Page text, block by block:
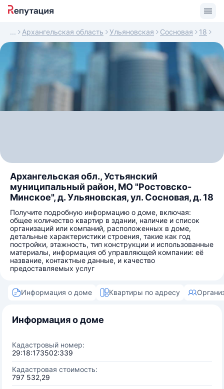
Архангельская область Ульяновская Сосновая 18
Архангельская обл., Устьянский
муниципальный район, МО "Ростовско-
Минское", д. Ульяновская, ул. Сосновая, д. 18
Получите подробную информацию о доме, включая:
общее количество квартир в здании, наличие и список
организаций или компаний, расположенных в доме,
детальные характеристики строения, такие как год
постройки, этажность, тип конструкции и использованные
материалы, информация об управляющей компании: её
название, контактные данные, и качество
предоставляемых услуг
Информация о доме Квартиры по адресу
Информация о доме
Кадастровый номер:
29:18:173502:339
Кадастровая стоимость:
797 532,29